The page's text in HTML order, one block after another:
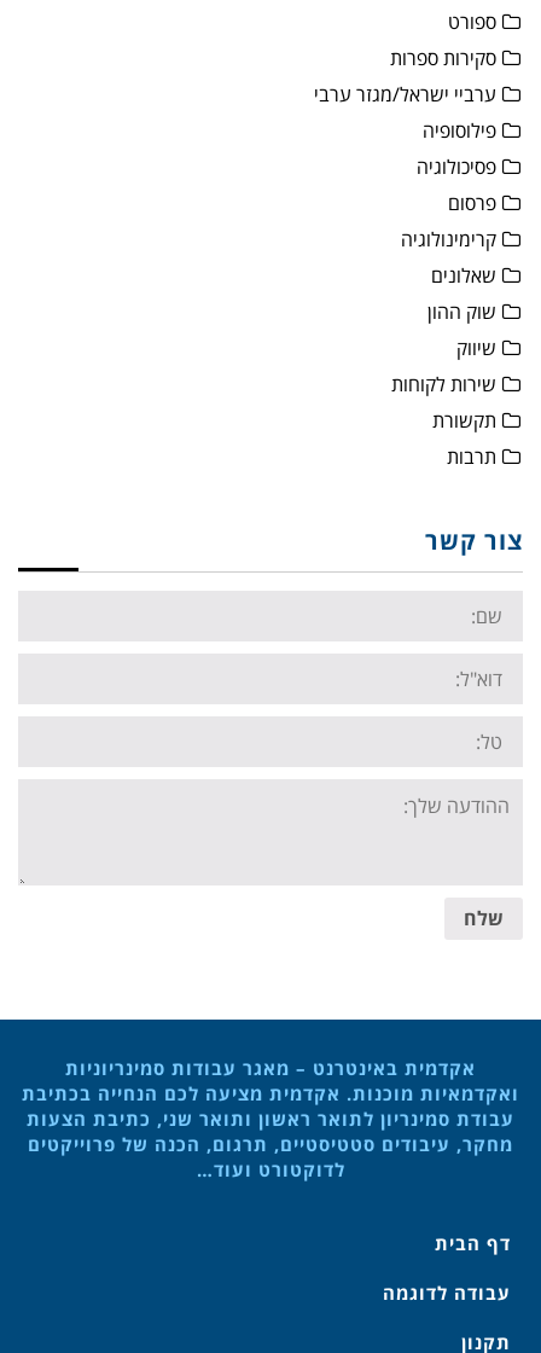
ספורט
סקירות ספרות
ערביי ישראל/מגזר ערבי
פילוסופיה
פסיכולוגיה
פרסום
קרימינולוגיה
שאלונים
שוק ההון
שיווק
שירות לקוחות
תקשורת
תרבות
צור קשר
Name:
Email:
Tel:
Your
message:
שלח
אקדמית באינטרנט – מאגר עבודות סמינריוניות
ואקדמאיות מוכנות. אקדמית מציעה לכם הנחייה בכתיבת
עבודת סמינריון לתואר ראשון ותואר שני, כתיבת הצעות
מחקר, עיבודים סטטיסטיים, תרגום, הכנה של פרוייקטים
לדוקטורט ועוד…
דף הבית
עבודה לדוגמה
תקנון